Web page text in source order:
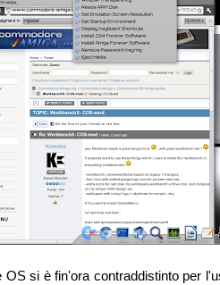
OS si è fin'ora contraddistinto per